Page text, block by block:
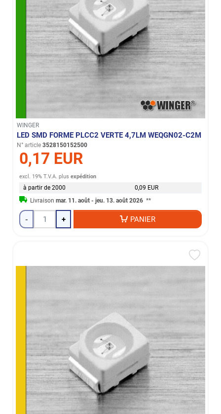
WINGER
LED SMD FORME PLCC2 VERTE 4,7LM WEQGN02-C2M
N° article 3528150152500
0,17 EUR
excl. 19% T.V.A. plusexpédition
à partir de 2000
0,09 EUR
Livraisonmar. 11. août - jeu. 13. août 2026 **
- + PANIER